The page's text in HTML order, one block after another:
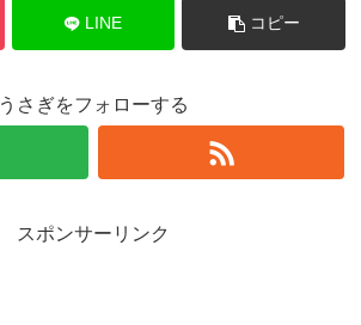
LINE コピー
うさぎをフォローする
スポンサーリンク